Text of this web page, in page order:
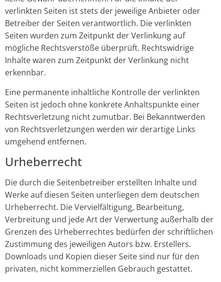
verlinkten Seiten ist stets der jeweilige Anbieter oder
Betreiber der Seiten verantwortlich. Die verlinkten
Seiten wurden zum Zeitpunkt der Verlinkung auf
mögliche Rechtsverstöße überprüft. Rechtswidrige
Inhalte waren zum Zeitpunkt der Verlinkung nicht
erkennbar.
Eine permanente inhaltliche Kontrolle der verlinkten
Seiten ist jedoch ohne konkrete Anhaltspunkte einer
Rechtsverletzung nicht zumutbar. Bei Bekanntwerden
von Rechtsverletzungen werden wir derartige Links
umgehend entfernen.
Urheberrecht
Die durch die Seitenbetreiber erstellten Inhalte und
Werke auf diesen Seiten unterliegen dem deutschen
Urheberrecht. Die Vervielfältigung, Bearbeitung,
Verbreitung und jede Art der Verwertung außerhalb der
Grenzen des Urheberrechtes bedürfen der schriftlichen
Zustimmung des jeweiligen Autors bzw. Erstellers.
Downloads und Kopien dieser Seite sind nur für den
privaten, nicht kommerziellen Gebrauch gestattet.